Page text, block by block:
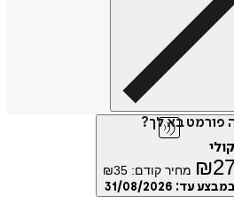
פורמט בא לך?
קולי
₪ מחיר קודם: ₪35
במבצע עד: 31/08/2026